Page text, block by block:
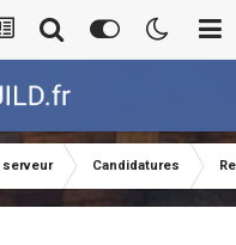
serveur Candidatures